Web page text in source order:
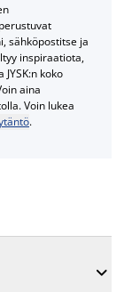
sähköpostitse ja
inspiraatiota,
koko
aina
Voin lukea
.
